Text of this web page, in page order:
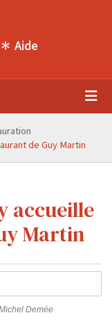
Aide
de Guy Martin
accueille
Martin
Demée